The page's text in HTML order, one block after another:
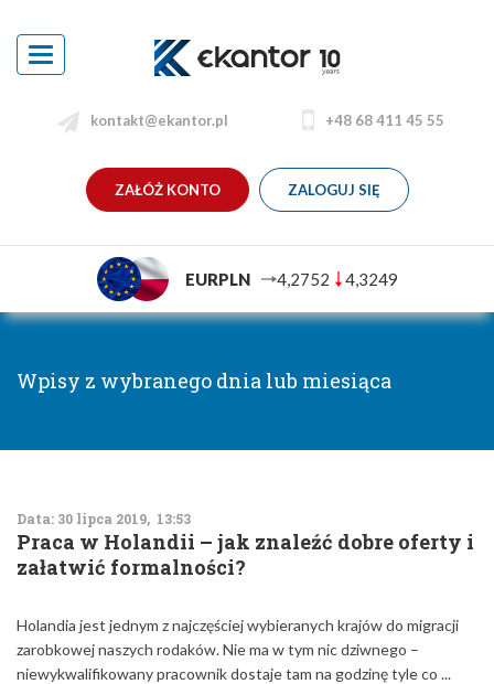
Toggle
navigation
kontakt@ekantor.pl +48 68 411 45 55
ZAŁÓŻ KONTO ZALOGUJ SIĘ
EURPLN 4,2752 4,3249
Wpisy z wybranego dnia lub miesiąca
Data: 30 lipca 2019, 13:53
Praca w Holandii – jak znaleźć dobre oferty i
załatwić formalności?
Holandia jest jednym z najczęściej wybieranych krajów do migracji
zarobkowej naszych rodaków. Nie ma w tym nic dziwnego –
niewykwalifikowany pracownik dostaje tam na godzinę tyle co ...